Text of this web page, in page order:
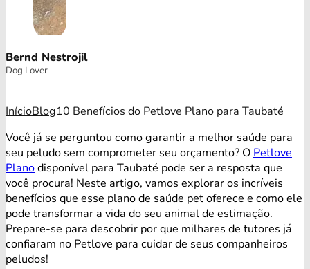
Bernd Nestrojil
Dog Lover
InícioBlog10 Benefícios do Petlove Plano para Taubaté
Você já se perguntou como garantir a melhor saúde para
seu peludo sem comprometer seu orçamento? O Petlove
Planodisponível para Taubaté pode ser a resposta que
você procura! Neste artigo, vamos explorar os incríveis
benefícios que esse plano de saúde pet oferece e como ele
pode transformar a vida do seu animal de estimação.
Prepare-se para descobrir por que milhares de tutores já
confiaram no Petlove para cuidar de seus companheiros
peludos!